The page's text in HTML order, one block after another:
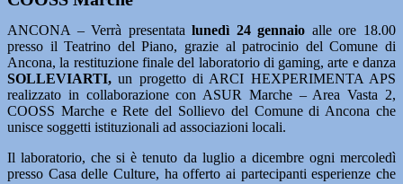
ANCONA – Verrà presentatalunedì 24 gennaio alle ore 18.00
presso il Teatrino del Piano, grazie al patrocinio del Comune di
Ancona, la restituzione finale del laboratorio di gaming, arte e danza
SOLLEVIARTI, un progetto di ARCI HEXPERIMENTA APS
realizzato in collaborazione con ASUR Marche – Area Vasta 2,
COOSS Marche e Rete del Sollievo del Comune di Ancona che
unisce soggetti istituzionali ad associazioni locali.
Il laboratorio, che si è tenuto da luglio a dicembre ogni mercoledì
presso Casa delle Culture, ha offerto ai partecipanti esperienze che